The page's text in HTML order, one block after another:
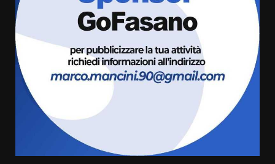
Politiche Giovanili e Mobilità
Sostenibile: premiati gli studenti
universitari del bando “La strada
giusta”
8 Agosto 2026 07:15
“I Contestatori: Musica di
Rivoluzione”: nuovo
appuntamento con “Fasano in
Banda”